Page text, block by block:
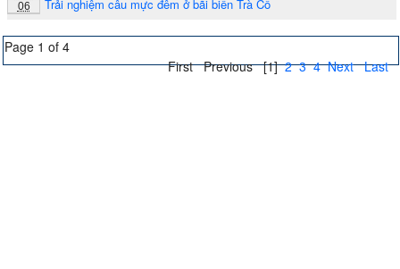
06 Trải nghiệm câu mực đêm ở bãi biển Trà Cổ
Page 1 of 4
First Previous [1] 2 3 4 Next Last